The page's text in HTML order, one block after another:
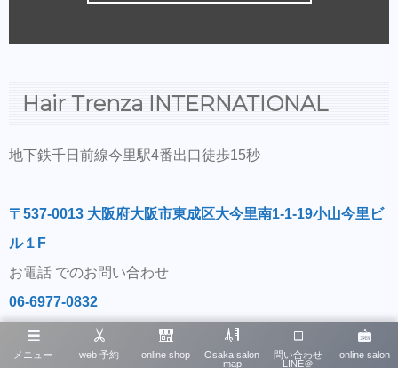
Hair Trenza INTERNATIONAL
地下鉄千日前線今里駅4番出口徒歩15秒
〒537-0013 大阪府大阪市東成区大今里南1-1-19小山今里ビ
ル１F
お電話 でのお問い合わせ
06-6977-0832
メニュー web 予約 online shop
Osaka salon
map
問い合わせ
LINE＠
online salon